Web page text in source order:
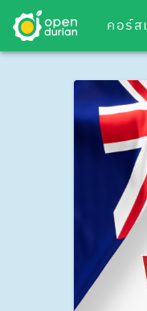
คอร์ส